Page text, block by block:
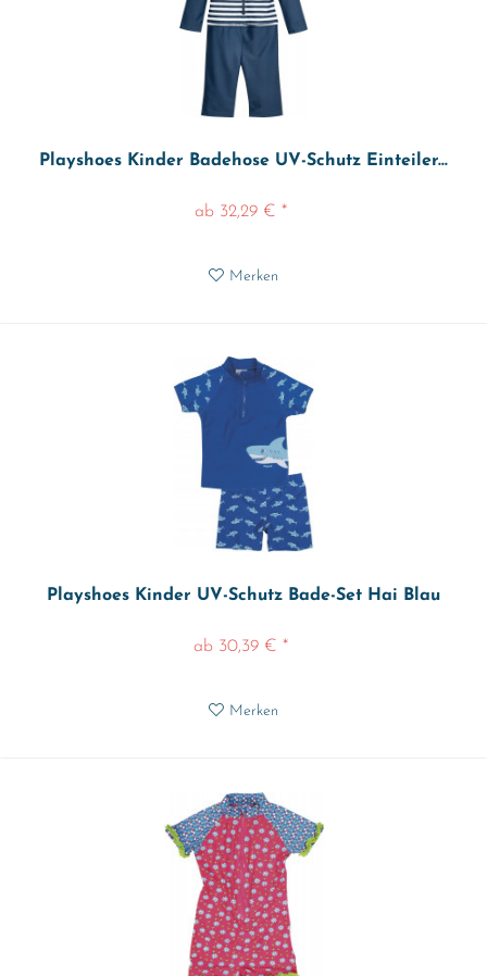
Playshoes Kinder Badehose UV-Schutz Einteiler...
ab 32,29 € *
Merken
Playshoes Kinder UV-Schutz Bade-Set Hai Blau
ab 30,39 € *
Merken